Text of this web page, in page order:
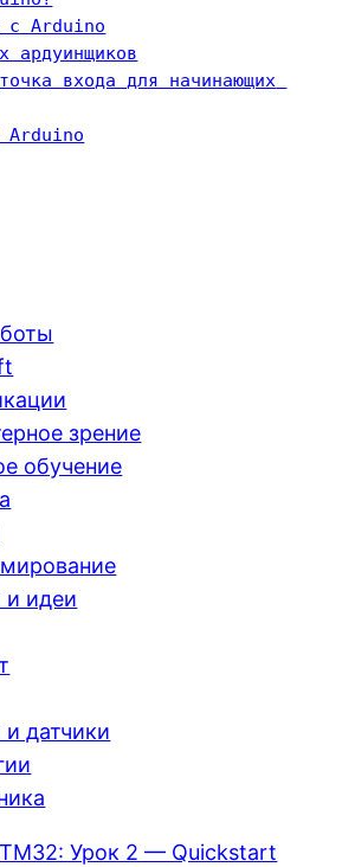
с Arduino
ардуинщиков
входа для начинающих
Arduino
зрение
обучение
идеи
датчики
Урок 2 — Quickstart